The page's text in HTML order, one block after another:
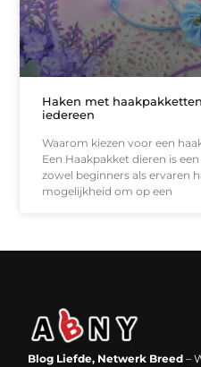
Haken met
iedereen
Waarom kiezen voor een
Een Haakpakket dieren is
zowel beginners als ervaren
mogelijkheid om op een
Blog Liefde, Netwerk Breed –